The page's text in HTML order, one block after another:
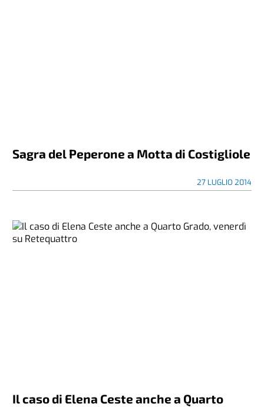
Sagra del Peperone a Motta di Costigliole
27 LUGLIO 2014
Il caso di Elena Ceste anche a Quarto